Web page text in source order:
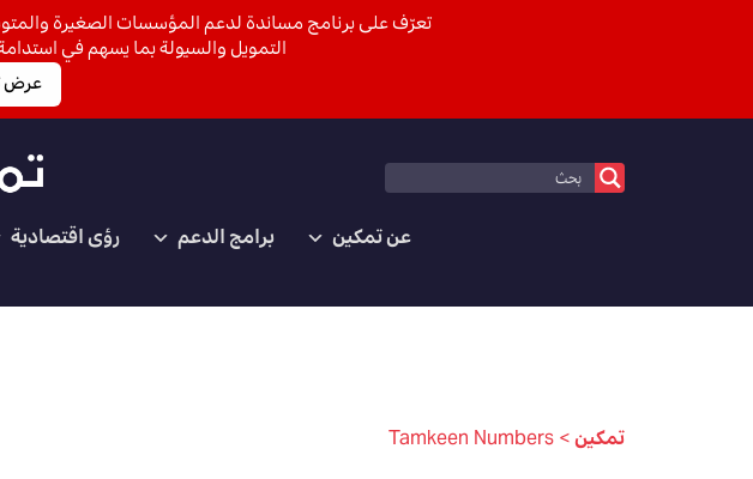
عن تمكين برامج الدعم رؤى اقتصادية
تمكين>
Tamkeen Numbers
تعرّف على برنامج مساندة لدعم المؤسسات الصغيرة
التمويل والسيولة بما يسهم في
عرض